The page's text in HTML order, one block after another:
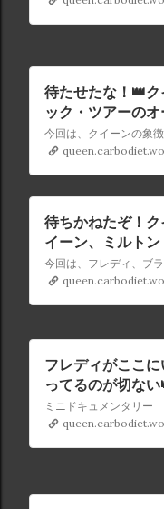
待たせたな！👑
ック・ツアーのオ
「One Vision」
Greatest Live (エ
待ちかねたぞ！
イーン、ミルトン
演でのオープニ
The Greatest
7)
フレディがここ
ってるのが切な
Greatest Live (エ